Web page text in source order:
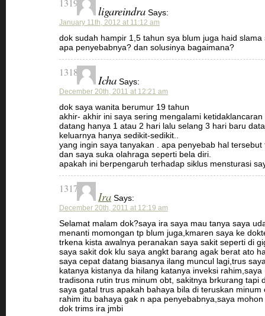
1319
ligareindra Says:
January 11th, 2012 at 11:12 am
dok sudah hampir 1,5 tahun sya blum juga haid slama
apa penyebabnya? dan solusinya bagaimana?
1318
Icha Says:
December 20th, 2011 at 12:21 am
dok saya wanita berumur 19 tahun
akhir- akhir ini saya sering mengalami
datang hanya 1 atau 2 hari lalu selang 3 hari baru
keluarnya hanya sedikit-sedikit..
yang ingin saya tanyakan . apa penyebab hal tersebut
dan saya suka olahraga seperti bela diri.
apakah ini berpengaruh terhadap siklus mensturasi
1317
Ira Says:
December 20th, 2011 at 12:19 am
Selamat malam dok?saya ira saya mau tanya saya
menanti momongan tp blum juga,kmaren saya ke
trkena kista awalnya peranakan saya sakit seperti di
saya sakit dok klu saya angkt barang agak berat ato
saya cepat datang biasanya ilang muncul lagi,trus
katanya kistanya da hilang katanya inveksi rahim,saya
tradisona rutin trus minum obt, sakitnya brkurang tapi
saya gatal trus apakah bahaya bila di teruskan minum
rahim itu bahaya gak n apa penyebabnya,saya
dok trims ira jmbi